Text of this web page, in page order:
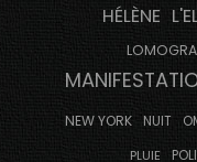
HÉLÈNE
NEW YORK NUIT
PLUIE